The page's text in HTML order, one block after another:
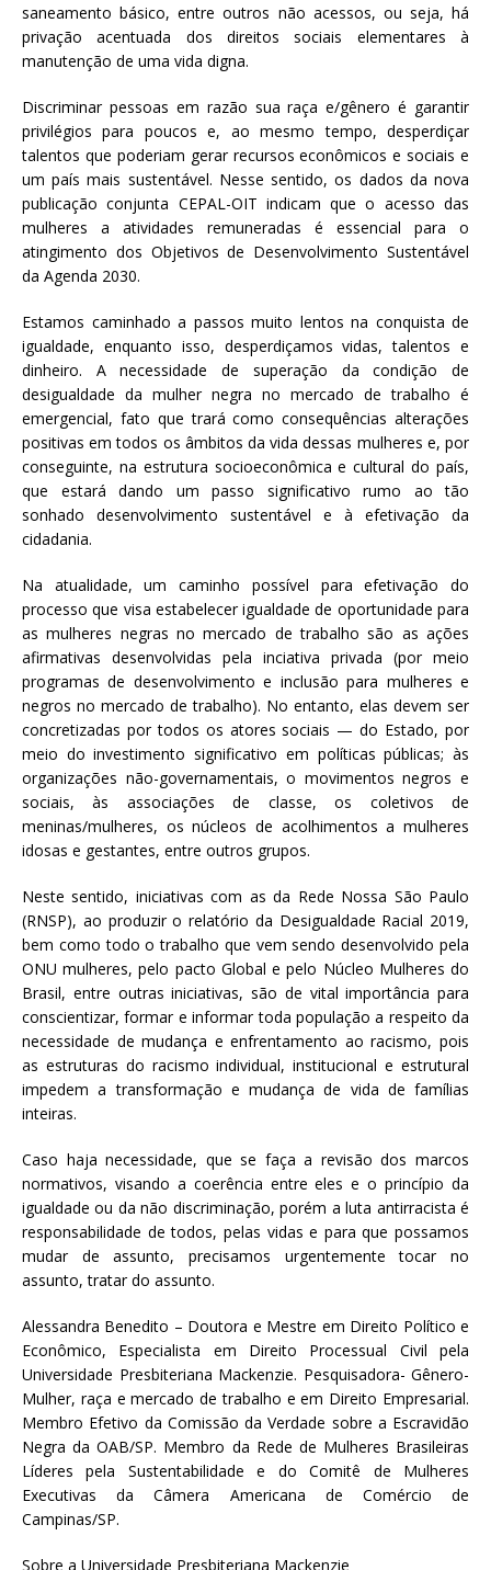
saneamento básico, entre outros não acessos, ou seja, há
privação acentuada dos direitos sociais elementares à
manutenção de uma vida digna.
Discriminar pessoas em razão sua raça e/gênero é garantir
privilégios para poucos e, ao mesmo tempo, desperdiçar
talentos que poderiam gerar recursos econômicos e sociais e
um país mais sustentável. Nesse sentido, os dados da nova
publicação conjunta CEPAL-OIT indicam que o acesso das
mulheres a atividades remuneradas é essencial para o
atingimento dos Objetivos de Desenvolvimento Sustentável
da Agenda 2030.
Estamos caminhado a passos muito lentos na conquista de
igualdade, enquanto isso, desperdiçamos vidas, talentos e
dinheiro. A necessidade de superação da condição de
desigualdade da mulher negra no mercado de trabalho é
emergencial, fato que trará como consequências alterações
positivas em todos os âmbitos da vida dessas mulheres e, por
conseguinte, na estrutura socioeconômica e cultural do país,
que estará dando um passo significativo rumo ao tão
sonhado desenvolvimento sustentável e à efetivação da
cidadania.
Na atualidade, um caminho possível para efetivação do
processo que visa estabelecer igualdade de oportunidade para
as mulheres negras no mercado de trabalho são as ações
afirmativas desenvolvidas pela inciativa privada (por meio
programas de desenvolvimento e inclusão para mulheres e
negros no mercado de trabalho). No entanto, elas devem ser
concretizadas por todos os atores sociais — do Estado, por
meio do investimento significativo em políticas públicas; às
organizações não-governamentais, o movimentos negros e
sociais, às associações de classe, os coletivos de
meninas/mulheres, os núcleos de acolhimentos a mulheres
idosas e gestantes, entre outros grupos.
Neste sentido, iniciativas com as da Rede Nossa São Paulo
(RNSP), ao produzir o relatório da Desigualdade Racial 2019,
bem como todo o trabalho que vem sendo desenvolvido pela
ONU mulheres, pelo pacto Global e pelo Núcleo Mulheres do
Brasil, entre outras iniciativas, são de vital importância para
conscientizar, formar e informar toda população a respeito da
necessidade de mudança e enfrentamento ao racismo, pois
as estruturas do racismo individual, institucional e estrutural
impedem a transformação e mudança de vida de famílias
inteiras.
Caso haja necessidade, que se faça a revisão dos marcos
normativos, visando a coerência entre eles e o princípio da
igualdade ou da não discriminação, porém a luta antirracista é
responsabilidade de todos, pelas vidas e para que possamos
mudar de assunto, precisamos urgentemente tocar no
assunto, tratar do assunto.
Alessandra Benedito – Doutora e Mestre em Direito Político e
Econômico, Especialista em Direito Processual Civil pela
Universidade Presbiteriana Mackenzie. Pesquisadora- Gênero-
Mulher, raça e mercado de trabalho e em Direito Empresarial.
Membro Efetivo da Comissão da Verdade sobre a Escravidão
Negra da OAB/SP. Membro da Rede de Mulheres Brasileiras
Líderes pela Sustentabilidade e do Comitê de Mulheres
Executivas da Câmera Americana de Comércio de
Campinas/SP.
Sobre a Universidade Presbiteriana Mackenzie